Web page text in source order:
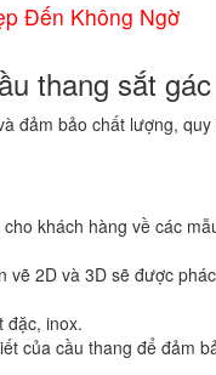
Đến Không Ngờ
thang sắt
đảm bảo chất lượng,
khách hàng về các
vẽ 2D và 3D sẽ được
đặc, inox.
của cầu thang để đảm